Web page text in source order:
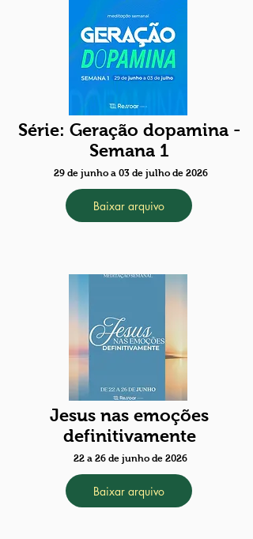
Série: Geração dopamina -
Semana 1
29 de junho a 03 de julho de 2026
Baixar arquivo
Jesus nas emoções
definitivamente
22 a 26 de junho de 2026
Baixar arquivo